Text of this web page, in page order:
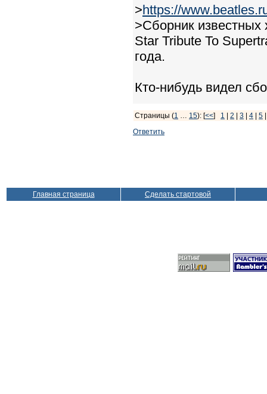
>https://
>Cборник
Star Tribute To
года.
Кто-нибудь видел
Страницы (1 … 15): [<<] 1 2 3 4 5
Ответить
Главная страница Сделать стартовой